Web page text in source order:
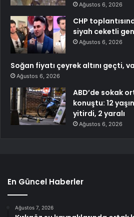
Ağustos 6, 2026
CHP
siyah ceketli
Ağustos 6, 2026
Soğan fiyatı çeyrek altını geçti,
Ağustos 6, 2026
ABD’de sokak
konuştu: 12
yitirdi, 2 yaralı
Ağustos 6, 2026
En Güncel Haberler
Ağustos 7, 2026